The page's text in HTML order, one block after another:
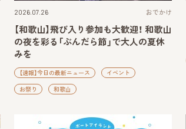
2026.07.26 おでかけ
【和歌山】飛び入り参加も大歓迎！ 和歌山
の夜を彩る「ぶんだら節」で大人の夏休
みを
【速報】今日の最新ニュース イベント
お祭り 和歌山